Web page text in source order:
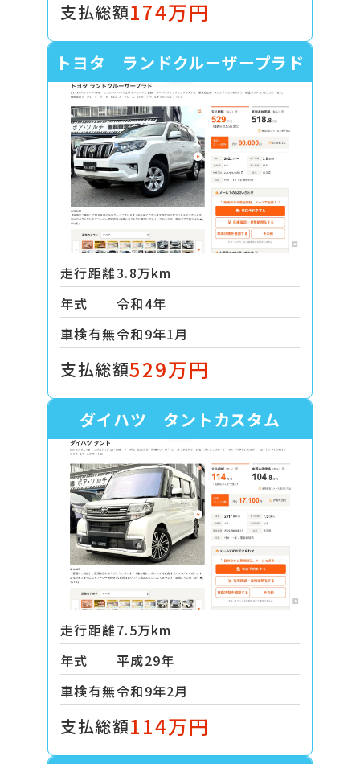
支払総額174万円
トヨタ ランドクルーザープラド
走行距離3.8万km
年式
令和4年
車検有無令和9年1月
支払総額529万円
ダイハツ タントカスタム
走行距離7.5万km
年式
平成29年
車検有無令和9年2月
支払総額114万円